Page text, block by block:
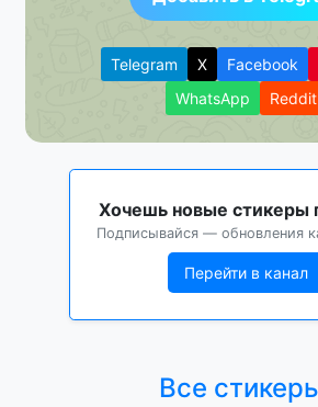
Telegram X Facebook
WhatsApp
Reddit
Хочешь новые стикеры
Подписывайся — обновления
Перейти в канал
Все